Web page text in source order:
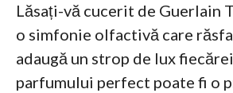
Lăsați-vă cucerit de Guerlain
o simfonie olfactivă care
adaugă un strop de lux
parfumului perfect poate fi o